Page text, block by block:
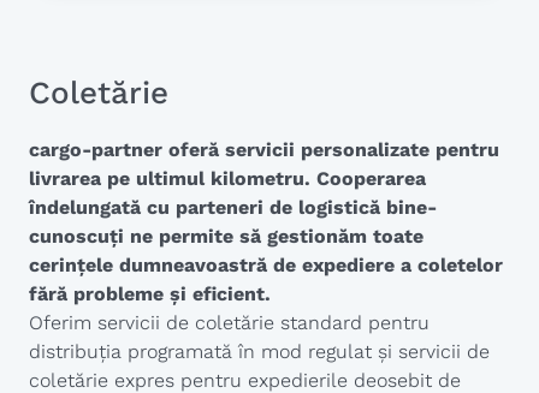
Coletărie
cargo-partner oferă servicii personalizate pentru
livrarea pe ultimul kilometru. Cooperarea
îndelungată cu parteneri de logistică bine-
cunoscuți ne permite să gestionăm toate
cerințele dumneavoastră de expediere a coletelor
fără probleme și eficient.
Oferim servicii de coletărie standard pentru
distribuția programată în mod regulat și servicii de
coletărie expres pentru expedierile deosebit de